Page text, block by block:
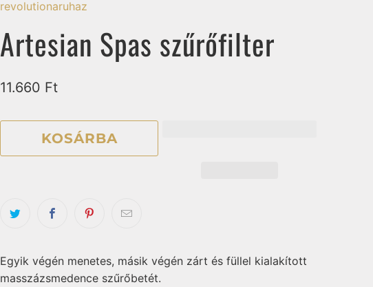
revolutionaruhaz
Artesian Spas szűrőfilter
11.660 Ft
KOSÁRBA
Egyik végén menetes, másik végén zárt és füllel kialakított
masszázsmedence szűrőbetét.